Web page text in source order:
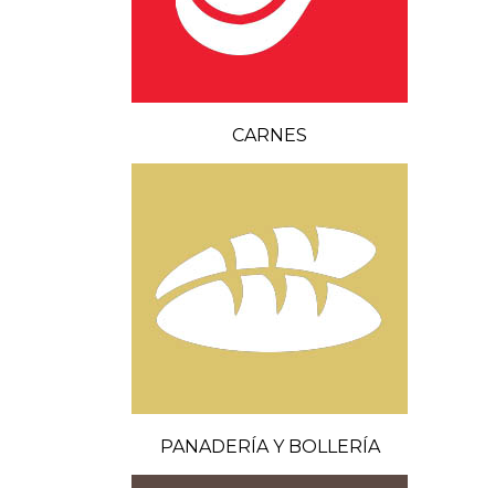
CARNES
PANADERÍA Y BOLLERÍA